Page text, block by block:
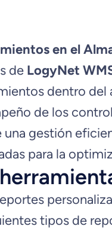
en el
de LogyNet
dentro del
de los
gestión
para la
tipos de